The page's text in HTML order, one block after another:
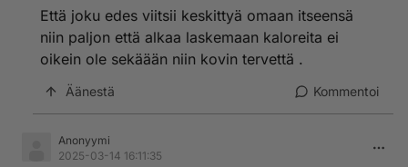
Että joku edes viitsii keskittyä omaan itseensä
niin paljon että alkaa laskemaan kaloreita ei
oikein ole sekäään niin kovin tervettä .
Äänestä Kommentoi
Anonyymi
2025-03-14 16:11:35